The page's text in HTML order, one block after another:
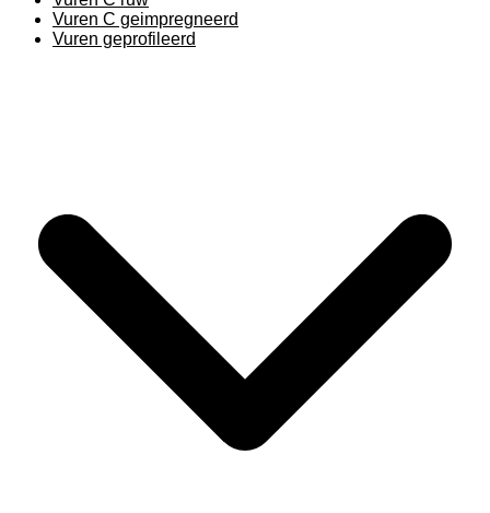
Vuren C geimpregneerd
Vuren geprofileerd